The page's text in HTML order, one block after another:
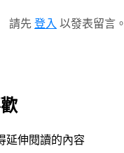
請先 登入 以發表留言。
延伸閱讀的內容